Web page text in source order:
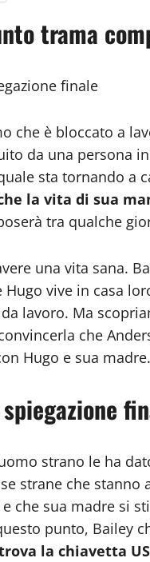
trama
finale
che è bloccato a
da una
sta tornando a
la vita di sua
tra qualche
una vita sana.
vive in casa
lavoro. Ma
che
Hugo e sua madre.
strano le ha
strane che
e che sua madre si
punto, Bailey
la chiavetta